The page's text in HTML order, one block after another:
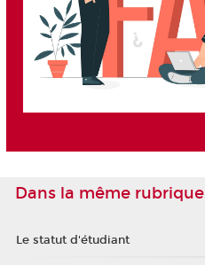
Dans la même rubrique
Le statut d'étudiant